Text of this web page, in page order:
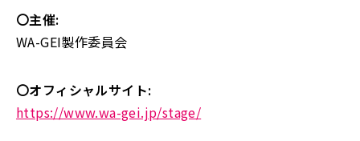
〇主催:
WA-GEI製作委員会
〇オフィシャルサイト:
https://www.wa-gei.jp/stage/